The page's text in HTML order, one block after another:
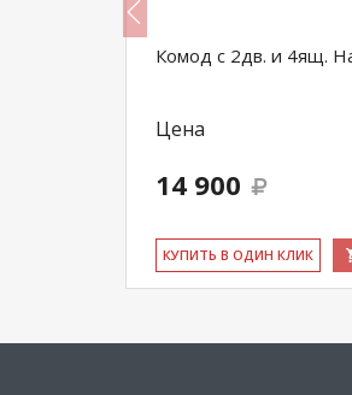
Комод с 2дв. и 4ящ.
Цена
14 900
КУ­ПИТЬ В ОДИН КЛИК